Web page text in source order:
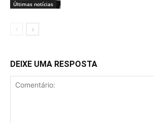
Últimas notícias
DEIXE UMA RESPOSTA